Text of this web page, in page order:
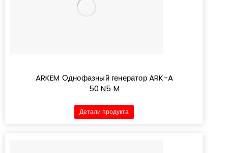
ARKEM Однофазный генератор ARK-A
50 N5 M
Детали продукта